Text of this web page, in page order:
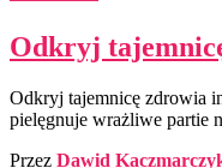
Odkryj
Odkryj tajemnicę zdrowia
pielęgnuje wrażliwe partie
Przez Dawid